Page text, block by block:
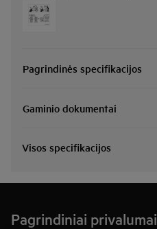
Pagrindinės specifikacijos
Gaminio dokumentai
Visos specifikacijos
Pagrindiniai privalumai